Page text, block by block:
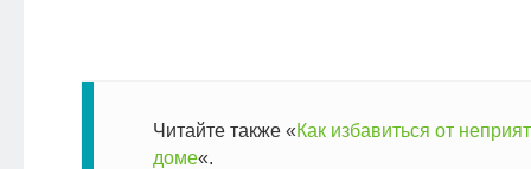
Читайте также «Как избавиться от
доме«.